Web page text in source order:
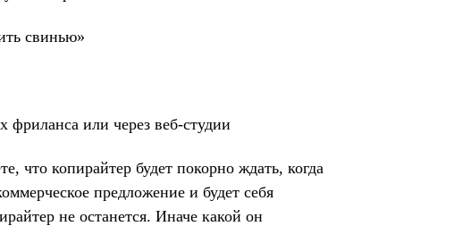
свинью»
фриланса или через веб-студии
что копирайтер будет покорно ждать, когда
предложение и будет себя
не останется. Иначе какой он